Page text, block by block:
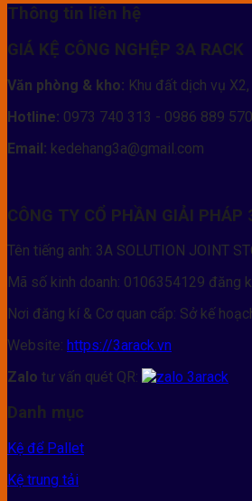
Thông tin liên hệ
GIÁ KỆ CÔNG NGHỆP 3A RACK
Văn phòng & kho: Khu đất dịch vụ
Hotline: 0973 740 313 - 0986 889 570
Email: kedehang3a@gmail.com
CÔNG TY CỔ PHẦN GIẢI PHÁP
Tên tiếng anh: 3A SOLUTION JOINT
Mã số kinh doanh: 0106354129 đăng
Nơi đăng kí & Cơ quan cấp: Sở kế
Website: https://3arack.vn
Zalo tư vấn quét QR:
Danh mục
Kệ để Pallet
Kệ trung tải